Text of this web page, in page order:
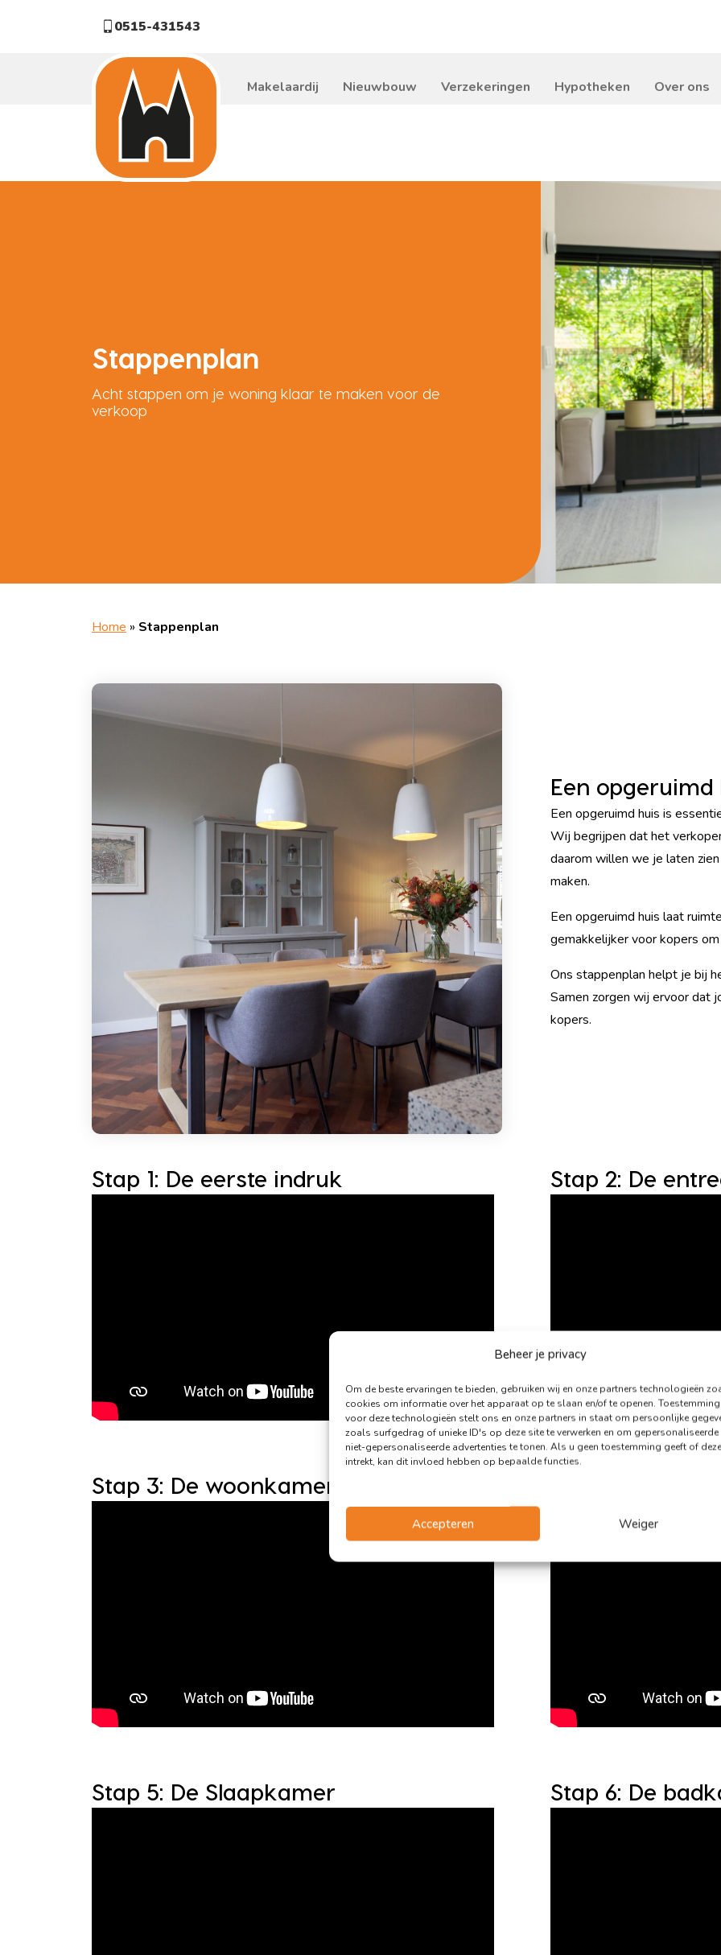
Beheer je privacy
Om de beste ervaringen te bieden, gebruiken wij en onze partners technologieën
cookies om informatie over het apparaat op te slaan en/of te openen. Toestemming
voor deze technologieën stelt ons en onze partners in staat om persoonlijke
zoals surfgedrag of unieke ID's op deze site te verwerken en om gepersonaliseerde
niet-gepersonaliseerde advertenties te tonen. Als u geen toestemming geeft of deze
intrekt, kan dit invloed hebben op bepaalde functies.
Accepteren Weiger
0515-431543
Makelaardij Nieuwbouw Verzekeringen Hypotheken Over ons
Stappenplan
Acht stappen om je woning klaar te maken voor de
verkoop
Home » Stappenplan
Een opgeruimd
Een opgeruimd huis is
Wij begrijpen dat het
daarom willen we je laten
maken.
Een opgeruimd huis laat
gemakkelijker voor kopers
Ons stappenplan helpt je bij
Samen zorgen wij ervoor dat
kopers.
Stap 1: De eerste indruk Stap 2: De
Stap 3: De woonkamer
Stap 5: De Slaapkamer Stap 6: De